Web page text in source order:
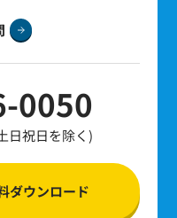
0050
日祝日を除く)
ダウンロード